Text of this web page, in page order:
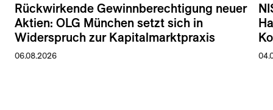
Rückwirkende Gewinnberechtigung neuer
Aktien: OLG München setzt sich in
Widerspruch zur Kapitalmarktpraxis
06.08.2026